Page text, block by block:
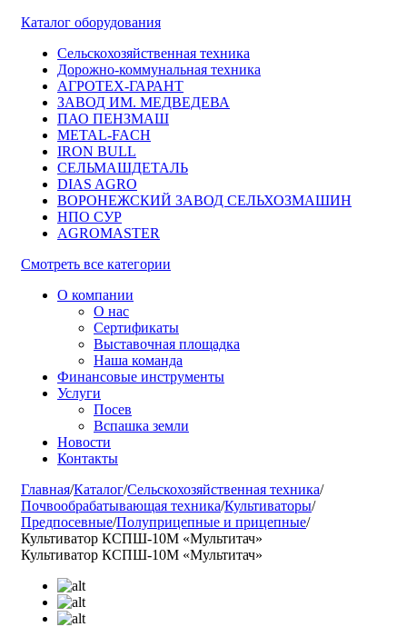
Каталог оборудования
Сельскохозяйственная техника
Дорожно-коммунальная техника
АГРОТЕХ-ГАРАНТ
ЗАВОД ИМ. МЕДВЕДЕВА
ПАО ПЕНЗМАШ
METAL-FACH
IRON BULL
СЕЛЬМАШДЕТАЛЬ
DIAS AGRO
ВОРОНЕЖСКИЙ ЗАВОД СЕЛЬХОЗМАШИН
НПО СУР
AGROMASTER
Смотреть все категории
О компании
О нас
Сертификаты
Выставочная площадка
Наша команда
Финансовые инструменты
Услуги
Посев
Вспашка земли
Новости
Контакты
Главная/Каталог/Сельскохозяйственная техника/
Почвообрабатывающая техника/Культиваторы/
Предпосевные/Полуприцепные и прицепные/
Культиватор КСПШ-10М «Мультитач»
Культиватор КСПШ-10М «Мультитач»